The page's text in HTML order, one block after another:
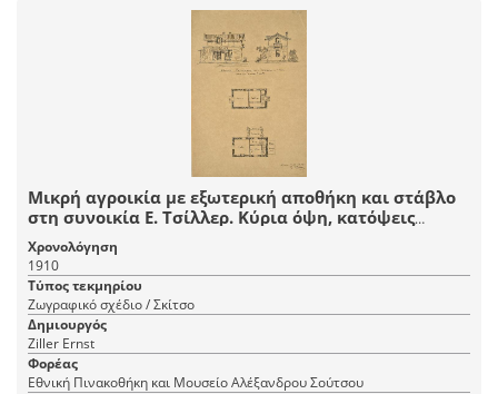
Μικρή αγροικία με εξωτερική αποθήκη και στάβλο
στη συνοικία Ε. Τσίλλερ. Κύρια όψη, κατόψεις
ισογείου και ορόφου
Χρονολόγηση
1910
Τύπος τεκμηρίου
Ζωγραφικό σχέδιο / Σκίτσο
Δημιουργός
Ziller Ernst
Φορέας
Εθνική Πινακοθήκη και Μουσείο Αλέξανδρου Σούτσου